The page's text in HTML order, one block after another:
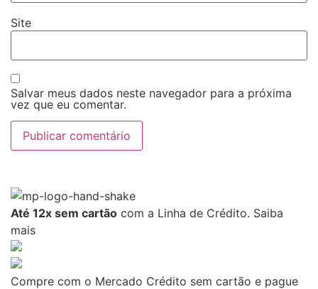
Site
Salvar meus dados neste navegador para a próxima
vez que eu comentar.
Até 12x sem cartão com a Linha de Crédito. Saiba
mais
Compre com o Mercado Crédito sem cartão e pague